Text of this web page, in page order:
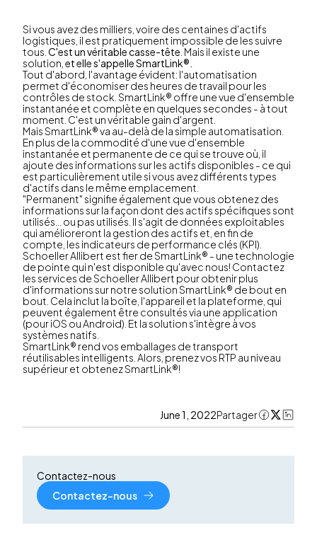
Si vous avez des milliers, voire des centaines d'actifs
logistiques, il est pratiquement impossible de les suivre
tous. C'est un véritable casse-tête . Mais il existe une
solution, et elle s'appelle SmartLink®.
Tout d'abord, l'avantage évident: l'automatisation
permet d'économiser des heures de travail pour les
contrôles de stock. SmartLink® offre une vue d'ensemble
instantanée et complète en quelques secondes - à tout
moment. C'est un véritable gain d'argent.
Mais SmartLink® va au-delà de la simple automatisation.
En plus de la commodité d'une vue d'ensemble
instantanée et permanente de ce qui se trouve où, il
ajoute des informations sur les actifs disponibles - ce qui
est particulièrement utile si vous avez différents types
d'actifs dans le même emplacement.
"Permanent" signifie également que vous obtenez des
informations sur la façon dont des actifs spécifiques sont
utilisés... ou pas utilisés. Il s'agit de données exploitables
qui amélioreront la gestion des actifs et, en fin de
compte, les indicateurs de performance clés (KPI).
Schoeller Allibert est fier de SmartLink® - une technologie
de pointe qui n'est disponible qu'avec nous! Contactez
les services de Schoeller Allibert pour obtenir plus
d'informations sur notre solution SmartLink® de bout en
bout. Cela inclut la boîte, l'appareil et la plateforme, qui
peuvent également être consultés via une application
(pour iOS ou Android). Et la solution s'intègre à vos
systèmes natifs.
SmartLink® rend vos emballages de transport
réutilisables intelligents. Alors, prenez vos RTP au niveau
supérieur et obtenez SmartLink®!
June 1, 2022Partager
Contactez-nous
Contactez-nous